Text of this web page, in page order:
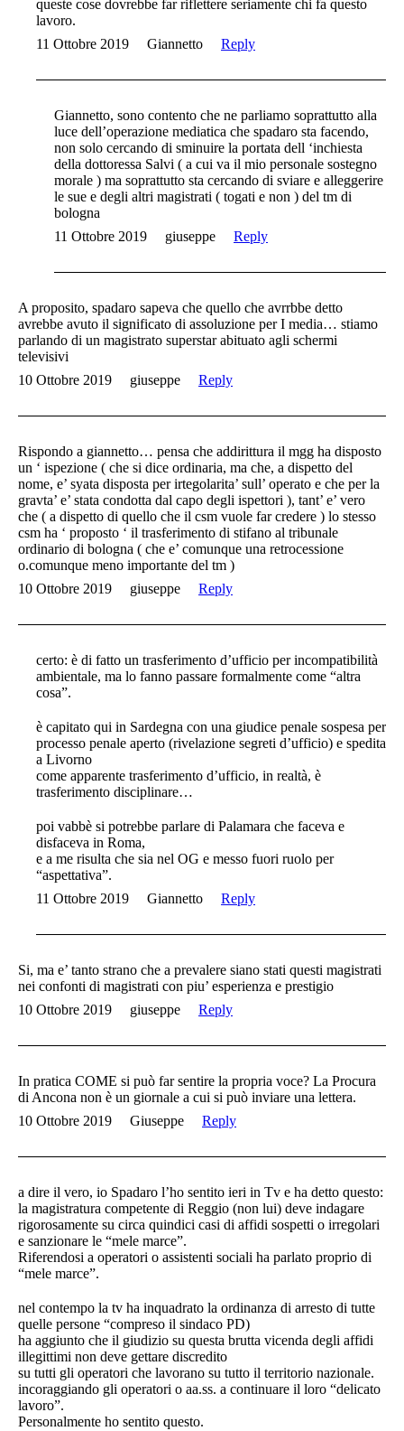
queste cose dovrebbe far riflettere seriamente chi fa questo
lavoro.
11 Ottobre 2019
Giannetto Reply
Giannetto, sono contento che ne parliamo soprattutto alla
luce dell’operazione mediatica che spadaro sta facendo,
non solo cercando di sminuire la portata dell ‘inchiesta
della dottoressa Salvi ( a cui va il mio personale sostegno
morale ) ma soprattutto sta cercando di sviare e alleggerire
le sue e degli altri magistrati ( togati e non ) del tm di
bologna
11 Ottobre 2019
giuseppe Reply
A proposito, spadaro sapeva che quello che avrrbbe detto
avrebbe avuto il significato di assoluzione per I media… stiamo
parlando di un magistrato superstar abituato agli schermi
televisivi
10 Ottobre 2019
giuseppe Reply
Rispondo a giannetto… pensa che addirittura il mgg ha disposto
un ‘ ispezione ( che si dice ordinaria, ma che, a dispetto del
nome, e’ syata disposta per irtegolarita’ sull’ operato e che per la
gravta’ e’ stata condotta dal capo degli ispettori ), tant’ e’ vero
che ( a dispetto di quello che il csm vuole far credere ) lo stesso
csm ha ‘ proposto ‘ il trasferimento di stifano al tribunale
ordinario di bologna ( che e’ comunque una retrocessione
o.comunque meno importante del tm )
10 Ottobre 2019
giuseppe Reply
certo: è di fatto un trasferimento d’ufficio per incompatibilità
ambientale, ma lo fanno passare formalmente come “altra
cosa”.
è capitato qui in Sardegna con una giudice penale sospesa per
processo penale aperto (rivelazione segreti d’ufficio) e spedita
a Livorno
come apparente trasferimento d’ufficio, in realtà, è
trasferimento disciplinare…
poi vabbè si potrebbe parlare di Palamara che faceva e
disfaceva in Roma,
e a me risulta che sia nel OG e messo fuori ruolo per
“aspettativa”.
11 Ottobre 2019
Giannetto Reply
Si, ma e’ tanto strano che a prevalere siano stati questi magistrati
nei confonti di magistrati con piu’ esperienza e prestigio
10 Ottobre 2019
giuseppe Reply
In pratica COME si può far sentire la propria voce? La Procura
di Ancona non è un giornale a cui si può inviare una lettera.
10 Ottobre 2019
Giuseppe Reply
a dire il vero, io Spadaro l’ho sentito ieri in Tv e ha detto questo:
la magistratura competente di Reggio (non lui) deve indagare
rigorosamente su circa quindici casi di affidi sospetti o irregolari
e sanzionare le “mele marce”.
Riferendosi a operatori o assistenti sociali ha parlato proprio di
“mele marce”.
nel contempo la tv ha inquadrato la ordinanza di arresto di tutte
quelle persone “compreso il sindaco PD)
ha aggiunto che il giudizio su questa brutta vicenda degli affidi
illegittimi non deve gettare discredito
su tutti gli operatori che lavorano su tutto il territorio nazionale.
incoraggiando gli operatori o aa.ss. a continuare il loro “delicato
lavoro”.
Personalmente ho sentito questo.